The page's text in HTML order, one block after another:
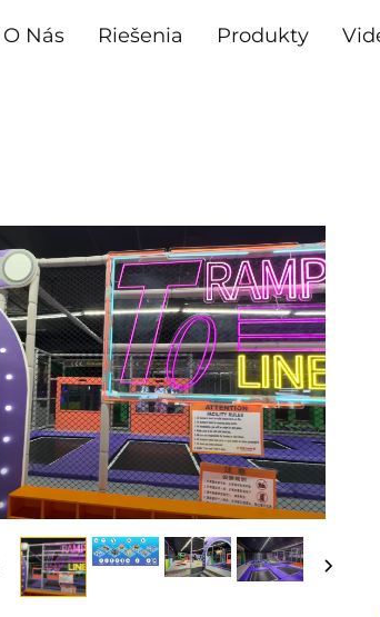
O Nás Riešenia Produkty